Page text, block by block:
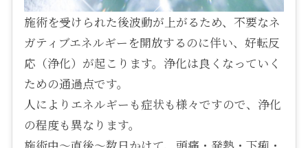
施術を受けられた後波動が上がるため、不要なネ
ガティブエネルギーを開放するのに伴い、好転反
応（浄化）が起こります。浄化は良くなっていく
ための通過点です。
人によりエネルギーも症状も様々ですので、浄化
の程度も異なります。